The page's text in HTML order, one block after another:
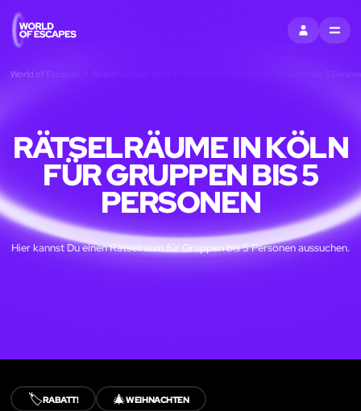
EINTRAGEN
MENU
World of Escapes Rätselräume in Köln für Gruppen bis 5
RÄTSELRÄUME IN KÖLN
FÜR GRUPPEN BIS 5
PERSONEN
Hier kannst Du einen Rätselraum für Gruppen bis 5 Personen aussuchen.
🏷️RABATT! 🎄WEIHNACHTEN